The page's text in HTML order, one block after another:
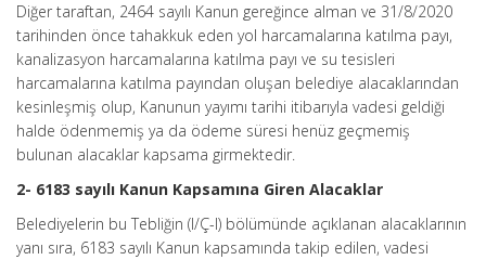
Diğer taraftan, 2464 sayılı Kanun gereğince alman ve 31/8/2020
tarihinden önce tahakkuk eden yol harcamalarına katılma payı,
kanalizasyon harcamalarına katılma payı ve su tesisleri
harcamalarına katılma payından oluşan belediye alacaklarından
kesinleşmiş olup, Kanunun yayımı tarihi itibarıyla vadesi geldiği
halde ödenmemiş ya da ödeme süresi henüz geçmemiş
bulunan alacaklar kapsama girmektedir.
2- 6183 sayılı Kanun Kapsamına Giren Alacaklar
Belediyelerin bu Tebliğin (I/Ç-l) bölümünde açıklanan alacaklarının
yanı sıra, 6183 sayılı Kanun kapsamında takip edilen, vadesi